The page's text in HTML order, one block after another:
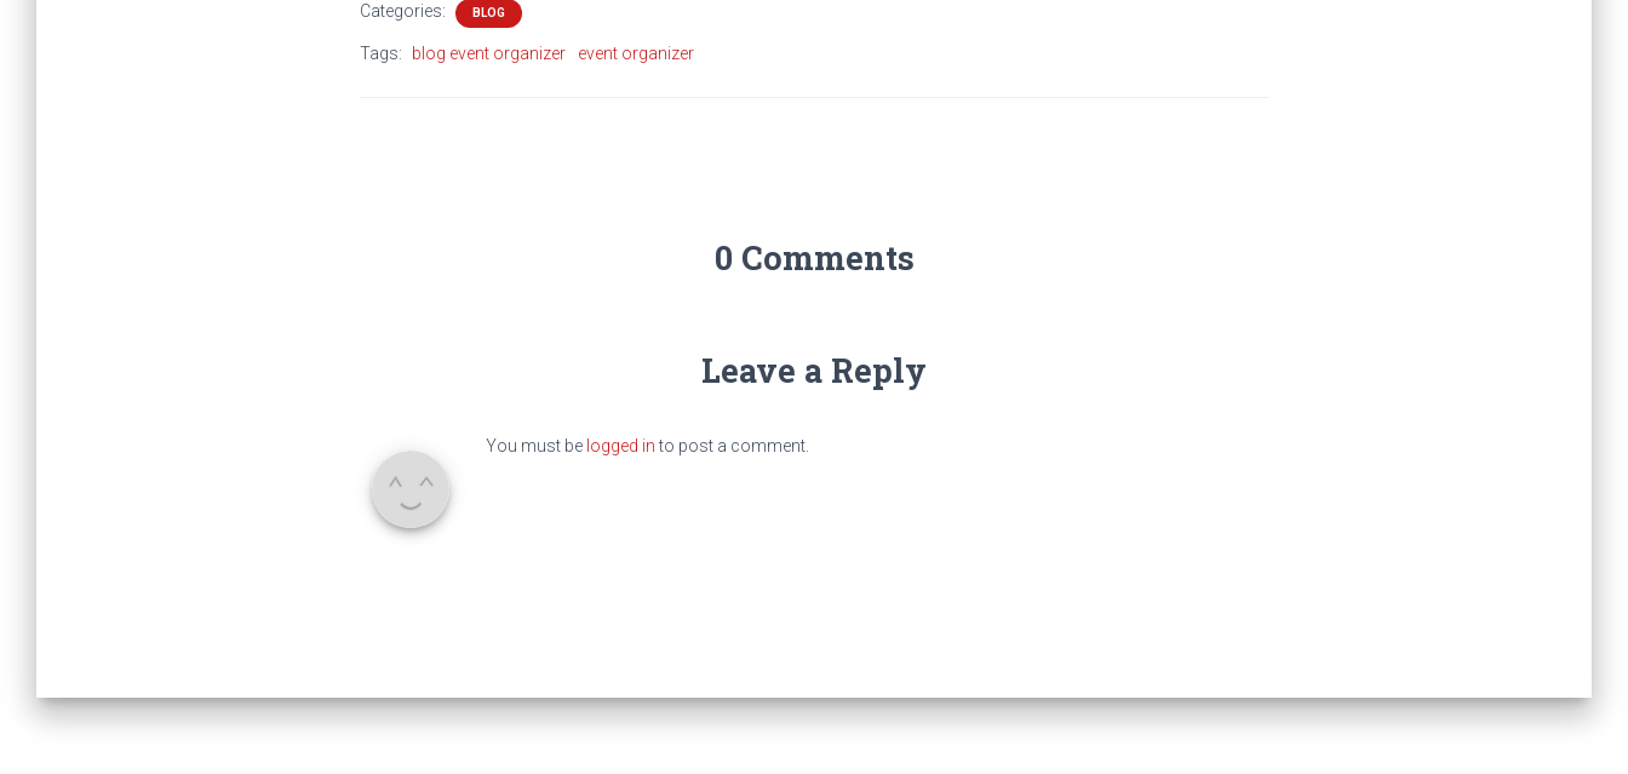
Categories: BLOG
Tags: blog event organizer event organizer
0 Comments
Leave a Reply
You must be logged into post a comment.